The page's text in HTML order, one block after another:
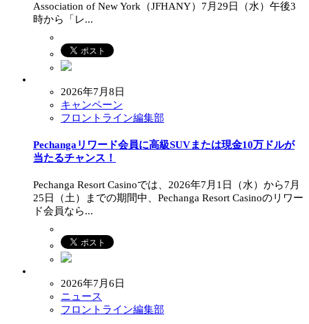
Association of New York（JFHANY）7月29日（水）午後3
時から「レ...
2026年7月8日
キャンペーン
フロントライン編集部
Pechangaリワード会員に高級SUVまたは現金10万ドルが
当たるチャンス！
Pechanga Resort Casinoでは、2026年7月1日（水）から7月
25日（土）までの期間中、Pechanga Resort Casinoのリワー
ド会員なら...
2026年7月6日
ニュース
フロントライン編集部